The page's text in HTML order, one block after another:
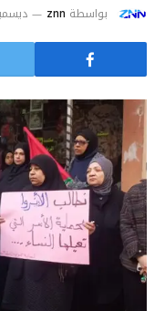
بواسطة znn ديسمبر 22,